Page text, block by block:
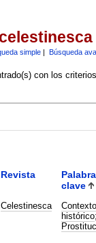
simple| Búsqueda
con los
Revista
clave
Celestinesca
Contexto
histórico